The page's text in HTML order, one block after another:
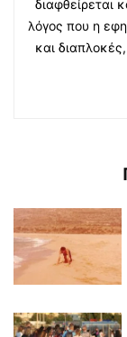
διαφθείρεται
λόγος που η
και